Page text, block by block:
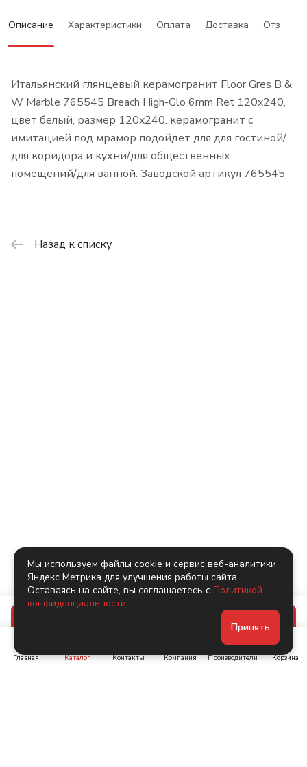
Описание Характеристики Оплата Доставка Отзывы
Итальянский глянцевый керамогранит Floor Gres B &
W Marble 765545 Breach High-Glo 6mm Ret 120x240,
цвет белый, размер 120x240. керамогранит с
имитацией под мрамор подойдет для для гостиной/
для коридора и кухни/для общественных
помещений/для ванной. Заводской артикул 765545
Назад к списку
Главная Каталог Контакты Компания Производители Корзина
Мы используем файлы cookie и сервис веб-аналитики
Яндекс Метрика для улучшения работы сайта.
Оставаясь на сайте, вы соглашаетесь с Политикой
конфиденциальности.
Принять